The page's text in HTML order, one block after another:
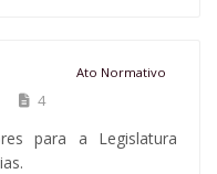
Ato Normativo
4
para a Legislatura